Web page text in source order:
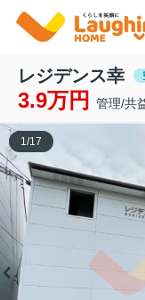
レジデンス幸
3.9万円 管理/共
1 /17